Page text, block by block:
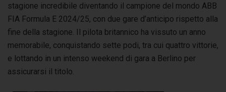
stagione incredibile diventando il campione del mondo ABB
FIA Formula E 2024/25, con due gare d’anticipo rispetto alla
fine della stagione. Il pilota britannico ha vissuto un anno
memorabile, conquistando sette podi, tra cui quattro vittorie,
e lottando in un intenso weekend di gara a Berlino per
assicurarsi il titolo.